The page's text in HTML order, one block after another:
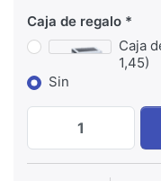
Caja de regalo
Caja
1,45)
Sin